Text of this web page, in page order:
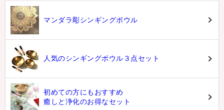
マンダラ彫シンギングボウル
人気のシンギングボウル３点セット
初めての方にもおすすめ
癒しと浄化のお得なセット